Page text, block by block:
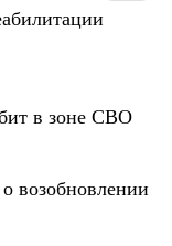
в зоне СВО
возобновлении